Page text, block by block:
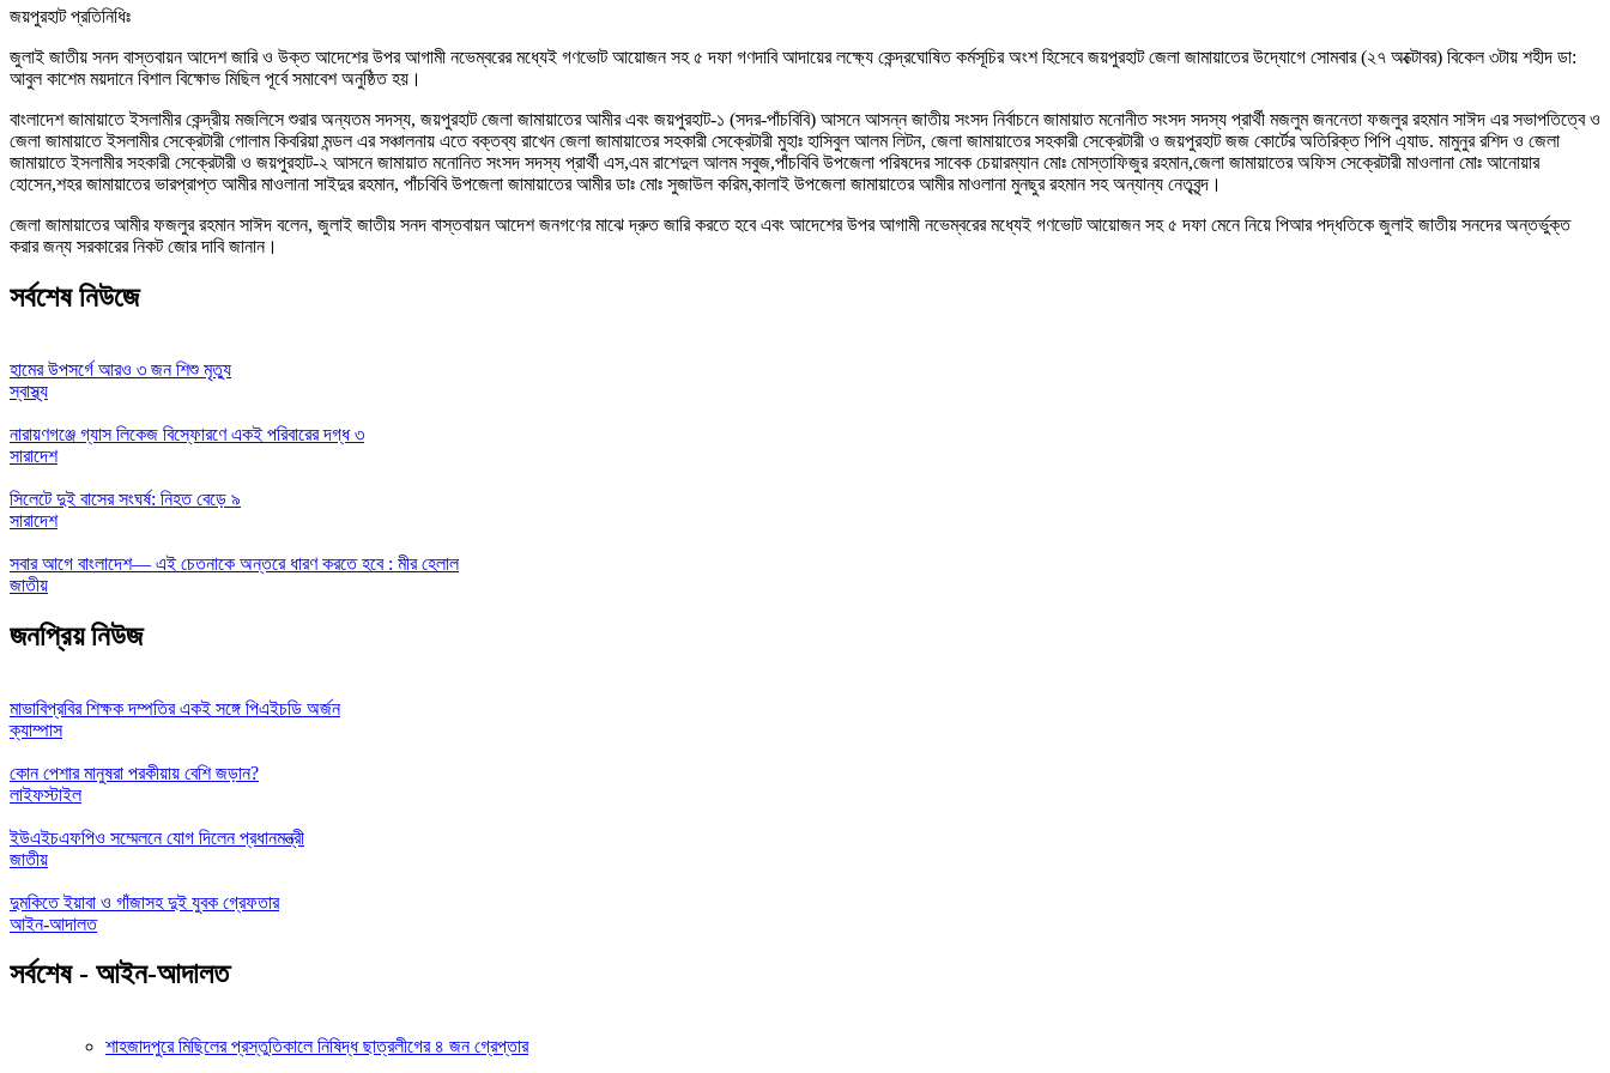
জয়পুরহাট প্রতিনিধিঃ
জুলাই জাতীয় সনদ বাস্তবায়ন আদেশ জারি ও উক্ত আদেশের উপর আগামী নভেম্বরের মধ্যেই গণভোট আয়োজন সহ ৫ দফা গণদাবি আদায়ের লক্ষ্যে কেন্দ্রঘোষিত কর্মসূচির অংশ হিসেবে জয়পুরহাট জেলা জামায়াতের উদ্যোগে সোমবার (২৭ অক্টোবর) বিকেল ৩টায় শহীদ ডা:
আবুল কাশেম ময়দানে বিশাল বিক্ষোভ মিছিল পূর্বে সমাবেশ অনুষ্ঠিত হয়।
বাংলাদেশ জামায়াতে ইসলামীর কেন্দ্রীয় মজলিসে শুরার অন্যতম সদস্য, জয়পুরহাট জেলা জামায়াতের আমীর এবং জয়পুরহাট-১ (সদর-পাঁচবিবি) আসনে আসন্ন জাতীয় সংসদ নির্বাচনে জামায়াত মনোনীত সংসদ সদস্য প্রার্থী মজলুম জননেতা ফজলুর রহমান সাঈদ এর সভাপতিত্বে ও
জেলা জামায়াতে ইসলামীর সেক্রেটারী গোলাম কিবরিয়া মন্ডল এর সঞ্চালনায় এতে বক্তব্য রাখেন জেলা জামায়াতের সহকারী সেক্রেটারী মুহাঃ হাসিবুল আলম লিটন, জেলা জামায়াতের সহকারী সেক্রেটারী ও জয়পুরহাট জজ কোর্টের অতিরিক্ত পিপি এ্যাড. মামুনুর রশিদ ও জেলা
জামায়াতে ইসলামীর সহকারী সেক্রেটারী ও জয়পুরহাট-২ আসনে জামায়াত মনোনিত সংসদ সদস্য প্রার্থী এস,এম রাশেদুল আলম সবুজ,পাঁচবিবি উপজেলা পরিষদের সাবেক চেয়ারম্যান মোঃ মোস্তাফিজুর রহমান,জেলা জামায়াতের অফিস সেক্রেটারী মাওলানা মোঃ আনোয়ার
হোসেন,শহর জামায়াতের ভারপ্রাপ্ত আমীর মাওলানা সাইদুর রহমান, পাঁচবিবি উপজেলা জামায়াতের আমীর ডাঃ মোঃ সুজাউল করিম,কালাই উপজেলা জামায়াতের আমীর মাওলানা মুনছুর রহমান সহ অন্যান্য নেতৃবৃন্দ।
জেলা জামায়াতের আমীর ফজলুর রহমান সাঈদ বলেন, জুলাই জাতীয় সনদ বাস্তবায়ন আদেশ জনগণের মাঝে দ্রুত জারি করতে হবে এবং আদেশের উপর আগামী নভেম্বরের মধ্যেই গণভোট আয়োজন সহ ৫ দফা মেনে নিয়ে পিআর পদ্ধতিকে জুলাই জাতীয় সনদের অন্তর্ভুক্ত
করার জন্য সরকারের নিকট জোর দাবি জানান।
সর্বশেষ নিউজে
হামের উপসর্গে আরও ৩ জন শিশু মৃত্যু
স্বাস্থ্য
নারায়ণগঞ্জে গ্যাস লিকেজ বিস্ফোরণে একই পরিবারের দগ্ধ ৩
সারাদেশ
সিলেটে দুই বাসের সংঘর্ষ: নিহত বেড়ে ৯
সারাদেশ
সবার আগে বাংলাদেশ— এই চেতনাকে অন্তরে ধারণ করতে হবে : মীর হেলাল
জাতীয়
জনপ্রিয় নিউজ
মাভাবিপ্রবির শিক্ষক দম্পতির একই সঙ্গে পিএইচডি অর্জন
ক্যাম্পাস
কোন পেশার মানুষরা পরকীয়ায় বেশি জড়ান?
লাইফস্টাইল
ইউএইচএফপিও সম্মেলনে যোগ দিলেন প্রধানমন্ত্রী
জাতীয়
দুমকিতে ইয়াবা ও গাঁজাসহ দুই যুবক গ্রেফতার
আইন-আদালত
সর্বশেষ - আইন-আদালত
শাহজাদপুরে মিছিলের প্রস্তুতিকালে নিষিদ্ধ ছাত্রলীগের ৪ জন গ্রেপ্তার